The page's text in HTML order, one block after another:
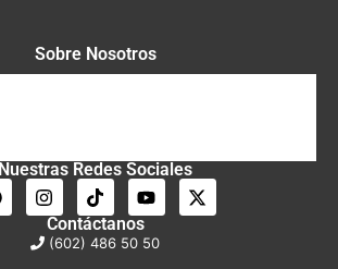
Sobre Nosotros
Nuestras Redes Sociales
Contáctanos
(602) 486 50 50